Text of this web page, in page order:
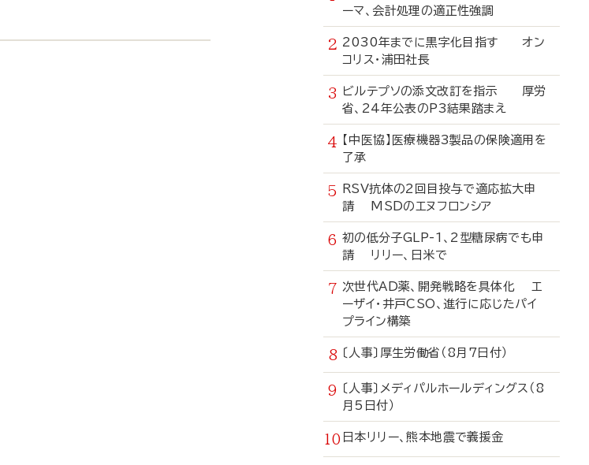
ーマ、会計処理の適正性強調
2030年までに黒字化目指す オン
コリス・浦田社長
ビルテプソの添文改訂を指示 厚労
省、24年公表のP3結果踏まえ
【中医協】医療機器3製品の保険適用を
了承
RSV抗体の2回目投与で適応拡大申
請 MSDのエヌフロンシア
初の低分子GLP-1、2型糖尿病でも申
請 リリー、日米で
次世代AD薬、開発戦略を具体化 エ
ーザイ・井戸CSO、進行に応じたパイ
プライン構築
〔人事〕厚生労働省（8月7日付）
〔人事〕メディパルホールディングス（8
月5日付）
日本リリー、熊本地震で義援金